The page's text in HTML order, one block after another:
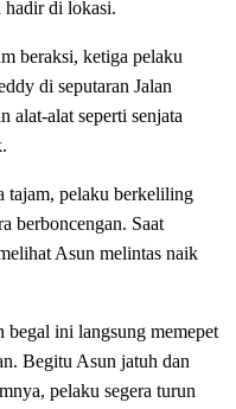
hadir di lokasi.
beraksi, ketiga pelaku
di seputaran Jalan
alat-alat seperti senjata
tajam, pelaku berkeliling
berboncengan. Saat
Asun melintas naik
begal ini langsung memepet
Begitu Asun jatuh dan
pelaku segera turun